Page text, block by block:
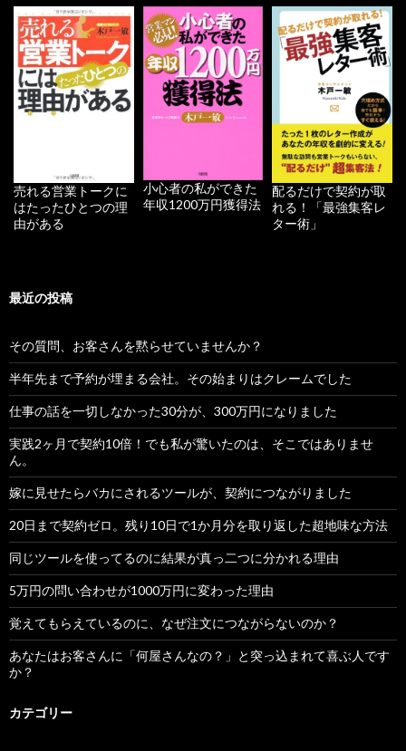
売れる営業トークに
はたったひとつの理
由がある
小心者の私ができた
年収1200万円獲得法
配るだけで契約が取
れる！「最強集客レ
ター術」
最近の投稿
その質問、お客さんを黙らせていませんか？
半年先まで予約が埋まる会社。その始まりはクレームでした
仕事の話を一切しなかった30分が、300万円になりました
実践2ヶ月で契約10倍！でも私が驚いたのは、そこではありませ
ん。
嫁に見せたらバカにされるツールが、契約につながりました
20日まで契約ゼロ。残り10日で1か月分を取り返した超地味な方法
同じツールを使ってるのに結果が真っ二つに分かれる理由
5万円の問い合わせが1000万円に変わった理由
覚えてもらえているのに、なぜ注文につながらないのか？
あなたはお客さんに「何屋さんなの？」と突っ込まれて喜ぶ人です
か？
カテゴリー